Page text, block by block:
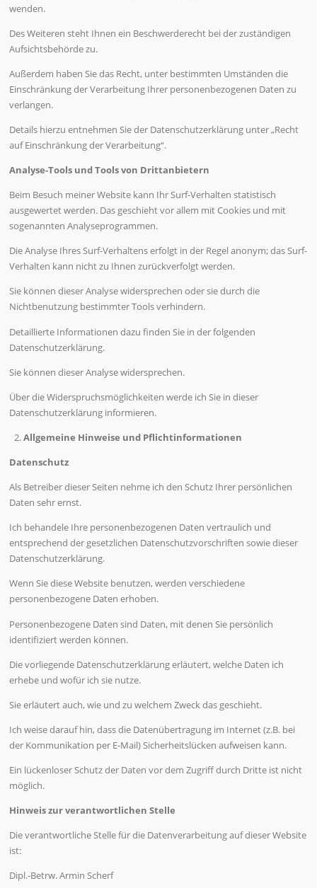
wenden.
Des Weiteren steht Ihnen ein Beschwerderecht bei der zuständigen
Aufsichtsbehörde zu.
Außerdem haben Sie das Recht, unter bestimmten Umständen die
Einschränkung der Verarbeitung Ihrer personenbezogenen Daten zu
verlangen.
Details hierzu entnehmen Sie der Datenschutzerklärung unter „Recht
auf Einschränkung der Verarbeitung“.
Analyse-Tools und Tools von Drittanbietern
Beim Besuch meiner Website kann Ihr Surf-Verhalten statistisch
ausgewertet werden. Das geschieht vor allem mit Cookies und mit
sogenannten Analyseprogrammen.
Die Analyse Ihres Surf-Verhaltens erfolgt in der Regel anonym; das Surf-
Verhalten kann nicht zu Ihnen zurückverfolgt werden.
Sie können dieser Analyse widersprechen oder sie durch die
Nichtbenutzung bestimmter Tools verhindern.
Detaillierte Informationen dazu finden Sie in der folgenden
Datenschutzerklärung.
Sie können dieser Analyse widersprechen.
Über die Widerspruchsmöglichkeiten werde ich Sie in dieser
Datenschutzerklärung informieren.
Allgemeine Hinweise und Pflichtinformationen
Datenschutz
Als Betreiber dieser Seiten nehme ich den Schutz Ihrer persönlichen
Daten sehr ernst.
Ich behandele Ihre personenbezogenen Daten vertraulich und
entsprechend der gesetzlichen Datenschutzvorschriften sowie dieser
Datenschutzerklärung.
Wenn Sie diese Website benutzen, werden verschiedene
personenbezogene Daten erhoben.
Personenbezogene Daten sind Daten, mit denen Sie persönlich
identifiziert werden können.
Die vorliegende Datenschutzerklärung erläutert, welche Daten ich
erhebe und wofür ich sie nutze.
Sie erläutert auch, wie und zu welchem Zweck das geschieht.
Ich weise darauf hin, dass die Datenübertragung im Internet (z.B. bei
der Kommunikation per E-Mail) Sicherheitslücken aufweisen kann.
Ein lückenloser Schutz der Daten vor dem Zugriff durch Dritte ist nicht
möglich.
Hinweis zur verantwortlichen Stelle
Die verantwortliche Stelle für die Datenverarbeitung auf dieser Website
ist:
Dipl.-Betrw. Armin Scherf